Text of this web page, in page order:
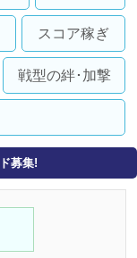
スコア稼ぎ
戦型の絆･加撃
募集!